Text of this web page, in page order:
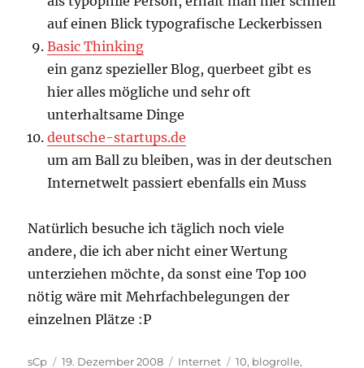
auf einen Blick typografische Leckerbissen
Basic Thinking
ein ganz spezieller Blog, querbeet gibt es
hier alles mögliche und sehr oft
unterhaltsame Dinge
deutsche-startups.de
um am Ball zu bleiben, was in der deutschen
Internetwelt passiert ebenfalls ein Muss
Natürlich besuche ich täglich noch viele
andere, die ich aber nicht einer Wertung
unterziehen möchte, da sonst eine Top 100
nötig wäre mit Mehrfachbelegungen der
einzelnen Plätze :P
Autor
sCp
Veröffentlicht
19. Dezember 2008 Kategorien
Internet Schlagwörter
10, blogrolle,